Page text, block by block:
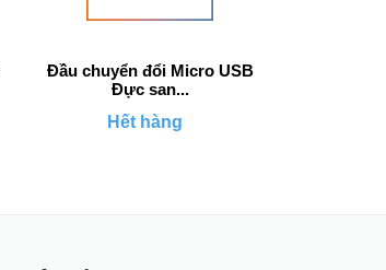
Đầu chuyển đổi Micro USB
Đực san...
Hết hàng